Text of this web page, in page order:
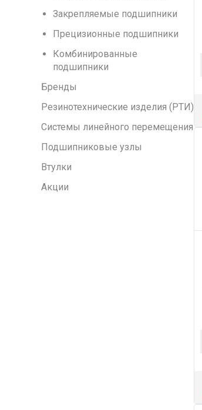
Закрепляемые подшипники
Прецизионные подшипники
Комбинированные
подшипники
Бренды
Резинотехнические изделия (РТИ)
Системы линейного перемещения
Подшипниковые узлы
Втулки
Акции